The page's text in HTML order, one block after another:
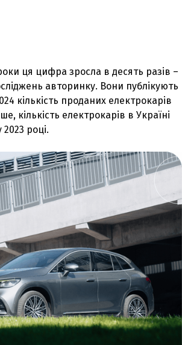
ця цифра зросла в десять разів –
авторинку. Вони публікують
кількість проданих електрокарів
кількість електрокарів в Україні
році.